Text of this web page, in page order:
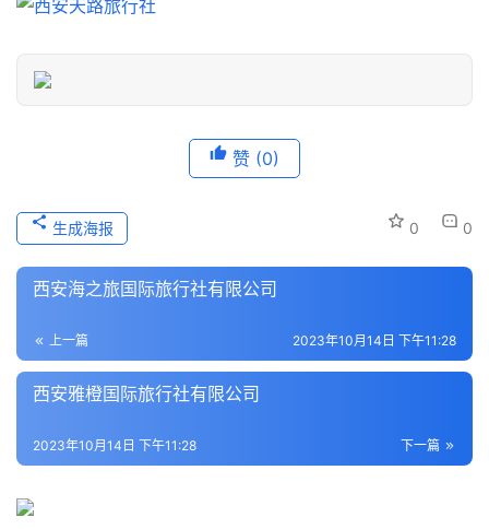
游
导
游
家
本
生
赞 (0)
0 0
生成海报
西安海之旅国际旅行社有限公司
上一篇 2023年10月14日 下午11:28
西安雅橙国际旅行社有限公司
下一篇
2023年10月14日 下午11:28